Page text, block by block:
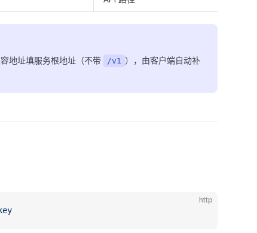
地址填服务根地址（不带 /v1 ），由客户端自动补
http